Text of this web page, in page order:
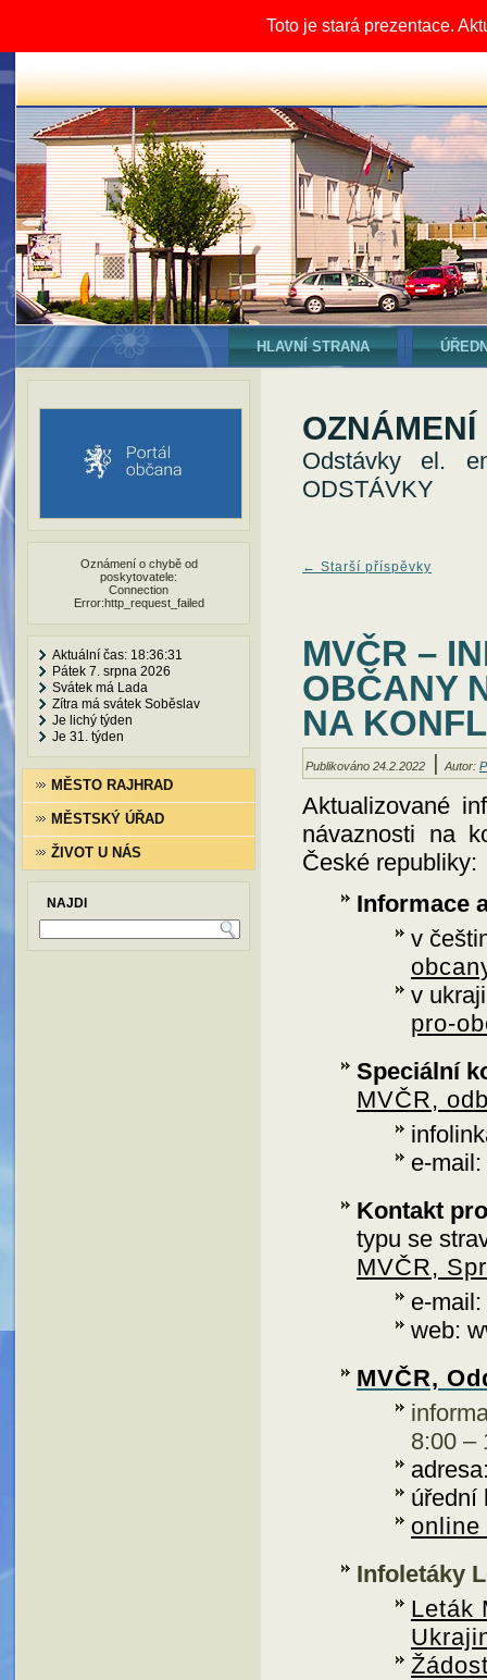
Toto je stará prezentace.
HLAVNÍ STRANA
Oznámení o chybě od
poskytovatele:
Connection
Error:http_request_failed
Aktuální čas: 18:36:33
Pátek 7. srpna 2026
Svátek má Lada
Zítra má svátek Soběslav
Je lichý týden
Je 31. týden
MĚSTO RAJHRAD
MĚSTSKÝ ÚŘAD
ŽIVOT U NÁS
NAJDI
OZNÁMENÍ
Odstávky el.
ODSTÁVKY
← Starší příspěvky
MVČR –
OBČANY
NA
Publikováno 24.2.2022 Autor:
Aktualizované
návaznosti na
České republiky:
Informace
v
v
pro-
Speciální
MVČR,
e-
Kontakt
typu se
MVČR,
e-
web:
MVČR,
8:00 –
úřední
Infoletáky
Leták